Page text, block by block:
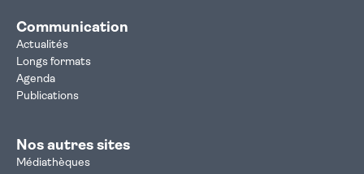
Communication
Actualités
Longs formats
Agenda
Publications
Nos autres sites
Médiathèques